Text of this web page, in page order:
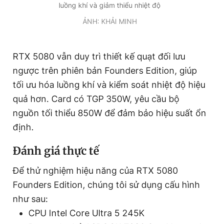
luồng khí và giảm thiểu nhiệt độ
ẢNH: KHẢI MINH
RTX 5080 vẫn duy trì thiết kế quạt đối lưu
ngược trên phiên bản Founders Edition, giúp
tối ưu hóa luồng khí và kiểm soát nhiệt độ hiệu
quả hơn. Card có TGP 350W, yêu cầu bộ
nguồn tối thiểu 850W để đảm bảo hiệu suất ổn
định.
Đánh giá thực tế
Để thử nghiệm hiệu năng của RTX 5080
Founders Edition, chúng tôi sử dụng cấu hình
như sau:
CPU Intel Core Ultra 5 245K